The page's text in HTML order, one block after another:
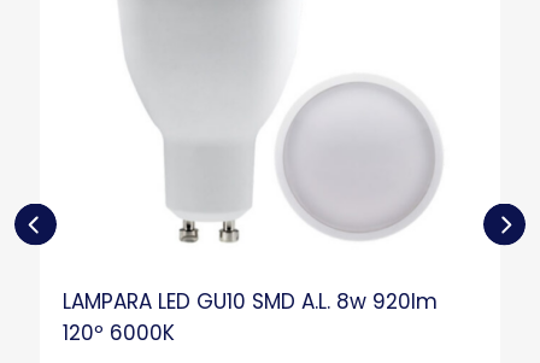
LAMPARA LED GU10 SMD A.L. 8w 920lm
120º 6000K